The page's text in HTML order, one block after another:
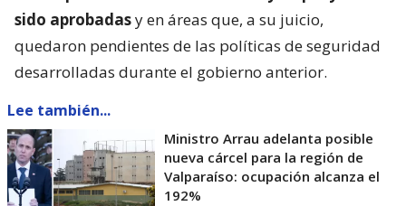
sido aprobadasy en áreas que, a su juicio,
quedaron pendientes de las políticas de seguridad
desarrolladas durante el gobierno anterior.
Lee también...
Ministro Arrau adelanta posible
nueva cárcel para la región de
Valparaíso: ocupación alcanza el
192%